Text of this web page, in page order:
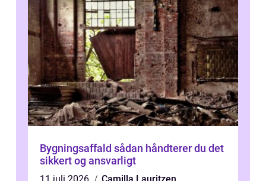
Bygningsaffald sådan håndterer du det
sikkert og ansvarligt